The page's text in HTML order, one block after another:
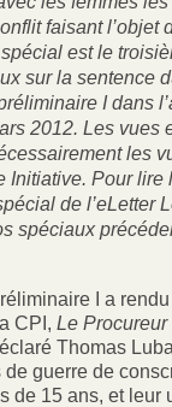
faisant l’objet
est le
sur la sentence
I dans
2012. Les vues
les
Initiative. Pour lire
de l’eLetter
spéciaux
I a
CPI, Le Procureur
Thomas
guerre de
de 15 ans, et leur